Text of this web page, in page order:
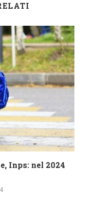
Inps: nel 2024